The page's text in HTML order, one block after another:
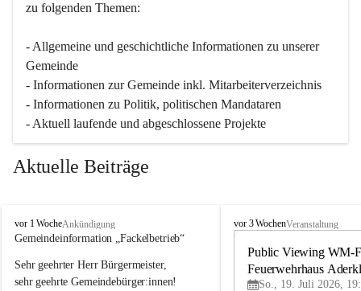
zu folgenden Themen:
- Allgemeine und geschichtliche Informationen zu unserer
Gemeinde
- Informationen zur Gemeinde inkl. Mitarbeiterverzeichnis
- Informationen zu Politik, politischen Mandataren
- Aktuell laufende und abgeschlossene Projekte
Aktuelle Beiträge
A
d
r
k
vor 1 WocheAnkündigung
Gemeindeinformation „Fackelbetrieb“
Sehr geehrter Herr Bürgermeister,
sehr geehrte Gemeindebürger:innen!
A
vor 3 WochenVeranstaltung
Public Viewing WM-
Feuerwehrhaus
So., 19. Juli 2026,